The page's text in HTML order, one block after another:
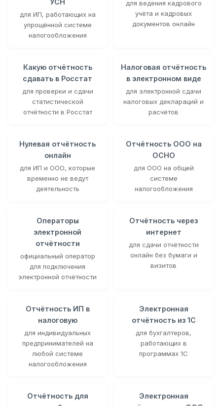
для ИП, работающих на
упрощённой системе
налогообложения
для ведения кадрового
учёта и кадровых
документов онлайн
Какую отчётность
сдавать в Росстат
для проверки и сдачи
статистической
отчётности в Росстат
Налоговая отчётность
в электронном виде
для электронной сдачи
налоговых деклараций и
расчётов
Нулевая отчётность
онлайн
для ИП и ООО, которые
временно не ведут
деятельность
Отчётность ООО на
ОСНО
для ООО на общей
системе
налогообложения
Операторы
электронной
отчётности
официальный оператор
для подключения
электронной отчётности
Отчётность через
интернет
для сдачи отчётности
онлайн без бумаги и
визитов
Отчётность ИП в
налоговую
для индивидуальных
предпринимателей на
любой системе
налогообложения
Электронная
отчётность из 1С
для бухгалтеров,
работающих в
программах 1С
Отчётность для
Электронная